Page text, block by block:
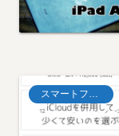
スマートフォン